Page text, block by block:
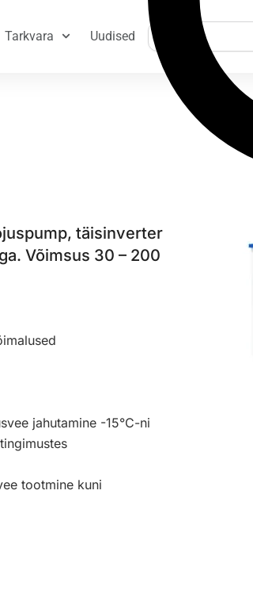
Tarkvara Uudised
Search
täisinverter
Võimsus 30 – 200
jahutamine -15°C-ni
tootmine kuni